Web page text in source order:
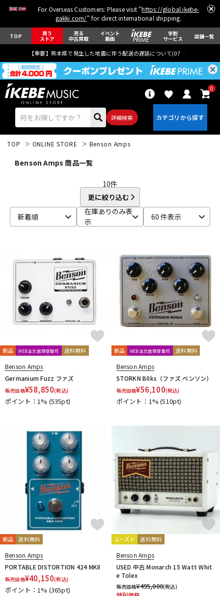
For Overseas Customers: Please visit "https://global.ikebe-
gakki.com/" for direct international shipping.
TOP 買う
ストア
売る
中古買取
イベント
動画
学割
サービス 店舗一覧
【重要】熊本県で発生した地震に伴う配送の遅延について(07月29日
詳細検索
0
ドラム パーカッション
キーボード 電子ピアノ
アンプ エフェクター
DTM オンライン納品 レコーディング機器
配信/ライブ機器 楽器アクセサリ
中古 ヴィンテージ
TOP ONLINE STORE Benson Amps
Benson Amps 商品一覧
10件
更に絞り込む
新着順
在庫ありのみ表
示
60 件表示
新品 WEB注文店頭受取可 送料無料
Benson Amps
Germanium Fuzz ファズ
販売価格¥58,850(税込)
ポイント：1% (535pt)
新品 WEB注文店頭受取可 送料無料
Benson Amps
STORKN B0ks（ファズ ベンソン）
販売価格¥56,100(税込)
ポイント：1%(510pt)
新品 送料無料
Benson Amps
PORTABLE DISTORTION 424 MKII
販売価格¥40,150(税込)
ポイント：1% (365pt)
ユーズド 送料無料
Benson Amps
USED 中古 Monarch 15 Watt Whit
e Tolex
販売価格¥495,000(税込)